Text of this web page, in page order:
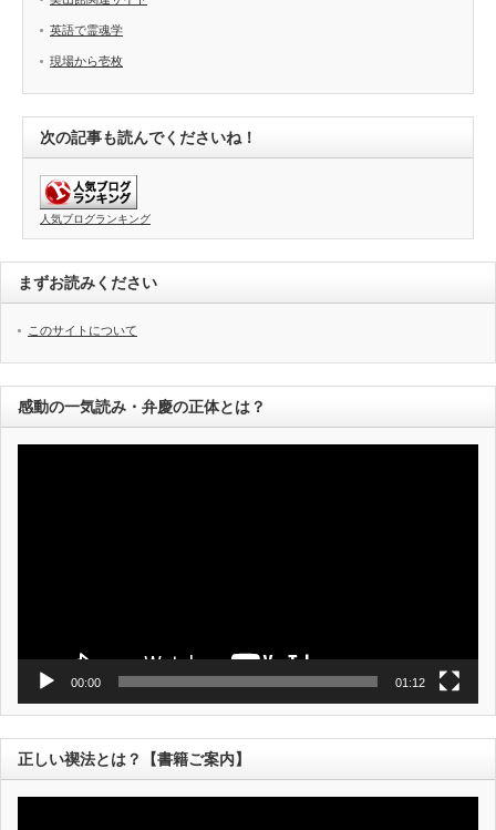
英語で霊魂学
現場から壱枚
次の記事も読んでくださいね！
人気ブログランキング
まずお読みください
このサイトについて
感動の一気読み・弁慶の正体とは？
00:00 01:12
正しい禊法とは？【書籍ご案内】